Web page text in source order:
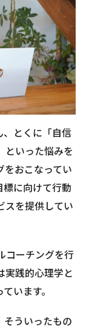
、とくに「自信
といった悩みを
をおこなってい
標に向けて行動
スを提供してい
コーチングを行
実践的心理学と
います。
そういったもの